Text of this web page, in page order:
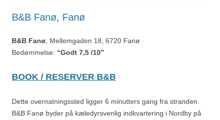
B&B Fanø, Fanø
B&B Fanø , Mellemgaden 18, 6720 Fanø
Bedømmelse: “Godt 7,5 /10”
BOOK / RESERVER B&B
Dette overnatningssted ligger 6 minutters gang fra stranden.
B&B Fanø byder på kæledyrsvenlig indkvartering i Nordby på